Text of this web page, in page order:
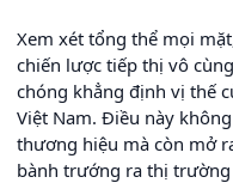
Xem xét tổng thể mọi
chiến lược tiếp thị vô
chóng khẳng định vị thế
Việt Nam. Điều này
thương hiệu mà còn mở
bành trướng ra thị trường